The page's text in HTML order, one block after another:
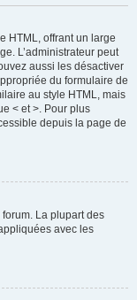
HTML, offrant un large
L’administrateur peut
aussi les désactiver
du formulaire de
au style HTML, mais
< et >. Pour plus
depuis la page de
La plupart des
avec les